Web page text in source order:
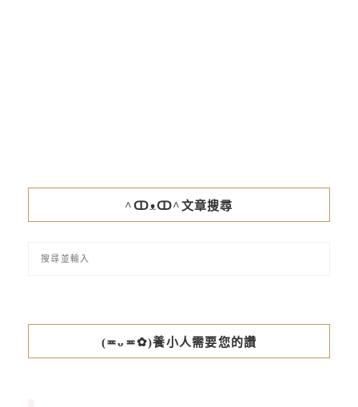
^ↀᴥↀ^文章搜尋
(≖ᴗ≖✿)養小人需要您的讚